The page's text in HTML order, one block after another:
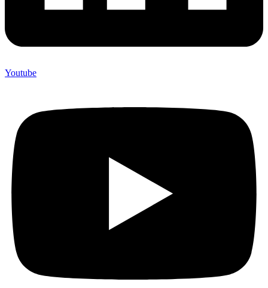
Youtube